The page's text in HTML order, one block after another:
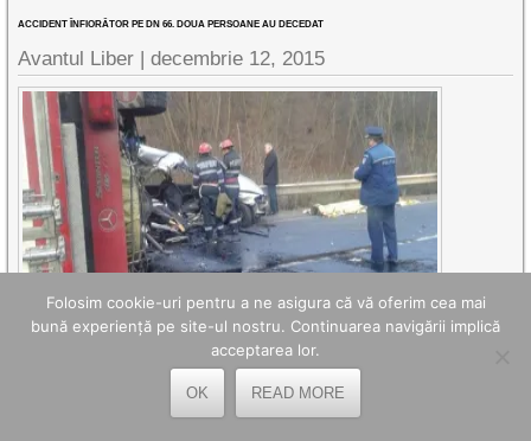
ACCIDENT ÎNFIORĂTOR PE DN 66. DOUA PERSOANE AU DECEDAT
Avantul Liber |decembrie 12, 2015
Conducătorul unui autoturism (Opel) s-a angajat în depășirea
coliziune forntală cu autoturismul care circula din sens opus (
Folosim cookie-uri pentru a ne asigura că vă oferim cea mai
bună experiență pe site-ul nostru. Continuarea navigării implică
acceptarea lor.
OK READ MORE